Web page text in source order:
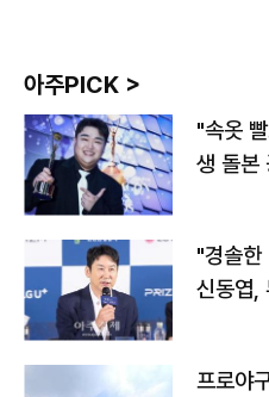
아주PICK >
"속옷
생 돌본
"경솔
신동엽,
프로야